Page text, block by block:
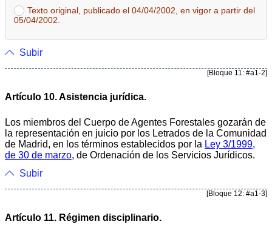
Texto original, publicado el 04/04/2002, en vigor a partir del
05/04/2002.
Subir
[Bloque 11: #a1-2]
Artículo 10. Asistencia jurídica.
Los miembros del Cuerpo de Agentes Forestales gozarán de
la representación en juicio por los Letrados de la Comunidad
de Madrid, en los términos establecidos por la Ley 3/1999,
de 30 de marzo, de Ordenación de los Servicios Jurídicos.
Subir
[Bloque 12: #a1-3]
Artículo 11. Régimen disciplinario.